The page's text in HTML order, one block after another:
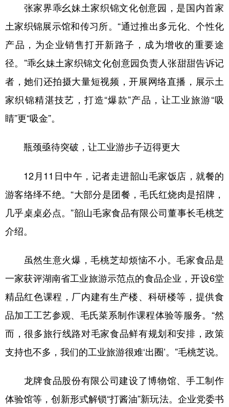
张家界乖幺妹土家织锦文化创意园，是国内首家
土家织锦展示馆和传习所。“通过推出多元化、个性化
产品，为企业销售打开新路子，成为增收的重要途
径。”乖幺妹土家织锦文化创意园负责人张甜甜告诉记
者，她们还拍摄大量短视频，开展网络直播，展示土
家织锦精湛技艺，打造“爆款”产品，让工业旅游“吸
睛”更“吸金”。
瓶颈亟待突破，让工业游步子迈得更大
12月11日中午，记者走进韶山毛家饭店，就餐的
游客络绎不绝。“大部分是团餐，毛氏红烧肉是招牌，
几乎桌桌必点。”韶山毛家食品有限公司董事长毛桃芝
介绍。
虽然生意火爆，毛桃芝却烦恼不小。毛家食品是
一家获评湖南省工业旅游示范点的食品企业，开设6堂
精品红色课程，厂内建有生产楼、科研楼等，提供食
品加工工艺参观、毛氏菜系制作课程体验等服务。“然
而，很多旅行线路对毛家食品鲜有规划和安排，政策
支持也不多，我们的工业旅游很难‘出圈’。”毛桃芝说。
龙牌食品股份有限公司建设了博物馆、手工制作
体验馆等，创新形式解锁“打酱油”新玩法。企业党委书